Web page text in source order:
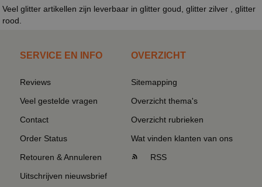
Veel glitter artikellen zijn leverbaar in glitter goud, glitter zilver , glitter
rood.
SERVICE EN INFO
Reviews
Veel gestelde vragen
Contact
Order Status
Retouren & Annuleren
Uitschrijven nieuwsbrief
OVERZICHT
Sitemapping
Overzicht thema's
Overzicht rubrieken
Wat vinden klanten van ons
RSS